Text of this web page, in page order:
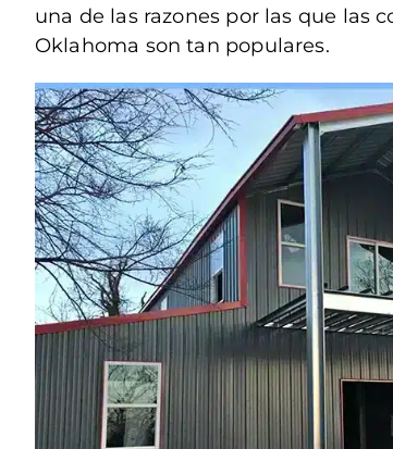
una de las razones por las que las
Oklahoma son tan populares.